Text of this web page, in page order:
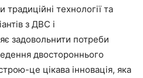
технології та
з ДВС і
задовольнити потреби
двостороннього
це цікава інновація, яка